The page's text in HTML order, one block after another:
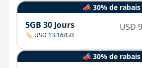
📣 30% de rabais
5GB 30 Jours
🏷️ USD 13.16/GB
USD
📣 30% de rabais